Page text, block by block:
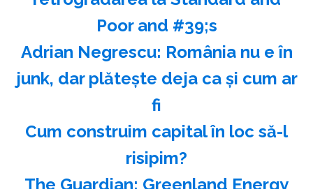
Poor and #39;s
Adrian Negrescu: România nu e în
junk, dar plăteşte deja ca şi cum ar
fi
Cum construim capital în loc să-l
risipim?
The Guardian: Greenland Energy